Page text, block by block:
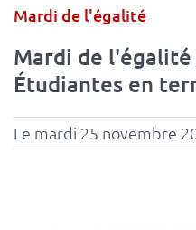
Type
Mardi de l'égalité
Mardi de
Étudiantes en
Le mardi 25 novembre